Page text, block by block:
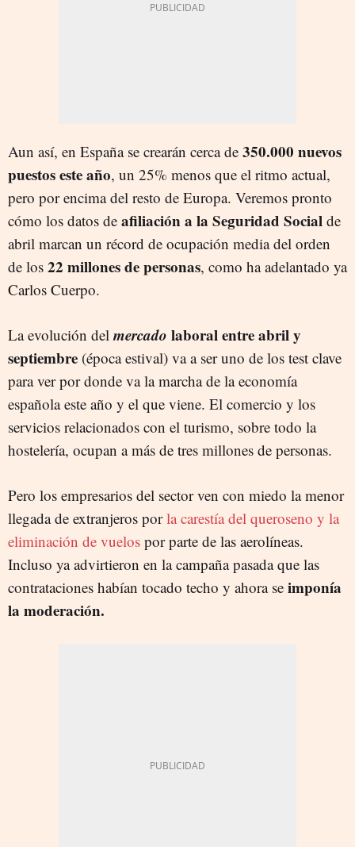
Aun así, en España se crearán cerca de 350.000 nuevos
puestos este año, un 25% menos que el ritmo actual,
pero por encima del resto de Europa. Veremos pronto
cómo los datos de afiliación a la Seguridad Social de
abril marcan un récord de ocupación media del orden
de los 22 millones de personas, como ha adelantado ya
Carlos Cuerpo.
La evolución del mercado laboral entre abril y
septiembre (época estival) va a ser uno de los test clave
para ver por donde va la marcha de la economía
española este año y el que viene. El comercio y los
servicios relacionados con el turismo, sobre todo la
hostelería, ocupan a más de tres millones de personas.
Pero los empresarios del sector ven con miedo la menor
llegada de extranjeros porla carestía del queroseno y la
eliminación de vuelos por parte de las aerolíneas.
Incluso ya advirtieron en la campaña pasada que las
contrataciones habían tocado techo y ahora se imponía
la moderación.